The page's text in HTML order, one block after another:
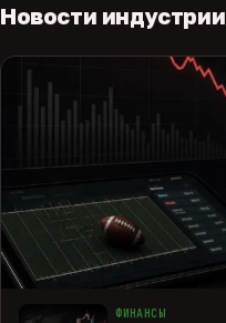
Новости индустрии
ФИНАНСЫ